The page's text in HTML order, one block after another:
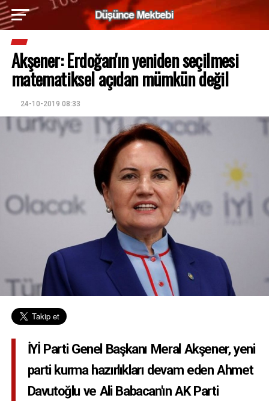
Akşener: Erdoğan'ın yeniden seçilmesi
matematiksel açıdan mümkün değil
24-10-2019 08:33
İYİ Parti Genel Başkanı Meral Akşener, yeni
parti kurma hazırlıkları devam eden Ahmet
Davutoğlu ve Ali Babacan'ın AK Parti